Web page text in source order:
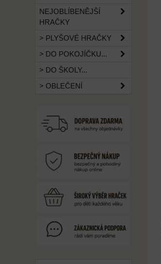
NEJOBLÍBENĚJŠÍ
HRAČKY
> PLYŠOVÉ HRAČKY
> DO POKOJÍČKU...
> DO ŠKOLY...
> OBLEČENÍ